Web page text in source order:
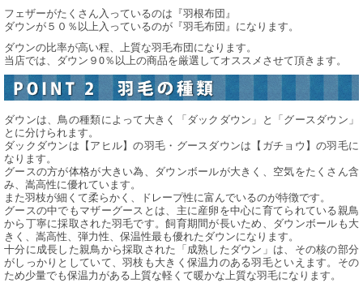
フェザーがたくさん入っているのは『羽根布団』
ダウンが５０％以上入っているのが『羽毛布団』になります。
ダウンの比率が高い程、上質な羽毛布団になります。
当店では、ダウン９0％以上の商品を厳選してオススメさせて頂きます。
ダウンは、鳥の種類によって大きく「ダックダウン」と「グースダウン」
とに分けられます。
ダックダウンは【アヒル】の羽毛・グースダウンは【ガチョウ】の羽毛に
なります。
グースの方が体格が大きい為、ダウンボールが大きく、空気をたくさん含
み、嵩高性に優れています。
また羽枝が細くて柔らかく、ドレープ性に富んでいるのが特徴です。
グースの中でもマザーグースとは、主に産卵を中心に育てられている親鳥
から丁寧に採取された羽毛です。飼育期間が長いため、ダウンボールも大
きく、嵩高性、弾力性、保温性最も優れたダウンになります。
十分に成長した親鳥から採取された「成熟したダウン」は、その核の部分
がしっかりとしていて、羽枝も大きく保温力のある羽毛といえます。その
ため少量でも保温力がある上質な軽くて暖かな上質な羽毛になります。